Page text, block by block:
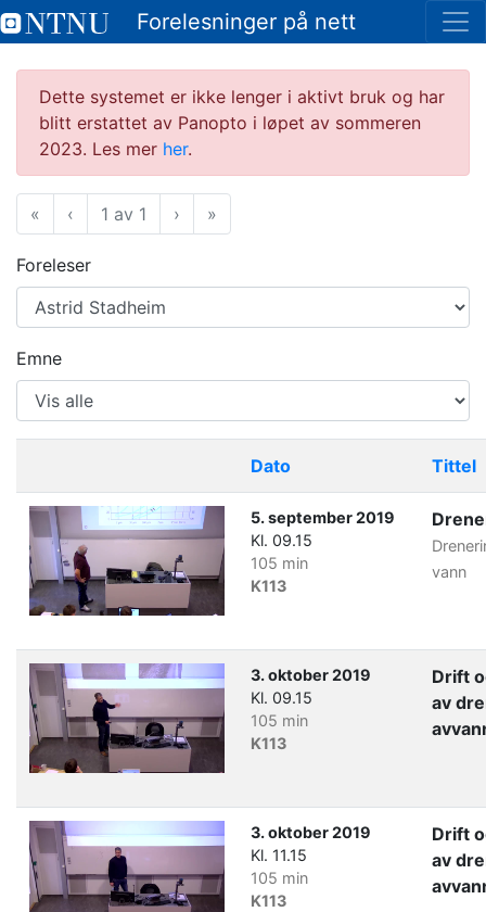
Forelesninger på nett
Dette systemet er ikke lenger i aktivt bruk og har
blitt erstattet av Panopto i løpet av sommeren
2023. Les mer her.
« Første
‹ Forrige
1 av 1 › Neste
»
Foreleser
Emne
Dato Tittel
5. september 2019
Kl. 09.15
105 min
K113
vann
3. oktober 2019
Kl. 09.15
105 min
K113
Drift
av
3. oktober 2019
Kl. 11.15
105 min
K113
Drift
av